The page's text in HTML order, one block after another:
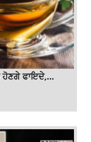
ਹੋਣਗੇ ਫਾਇਦੇ,...